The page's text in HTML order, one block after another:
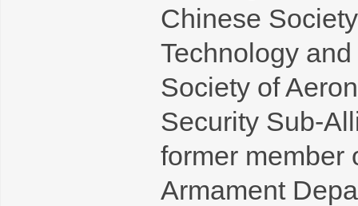
Chinese
Technology
Society of
Security Sub-
former member
Armament